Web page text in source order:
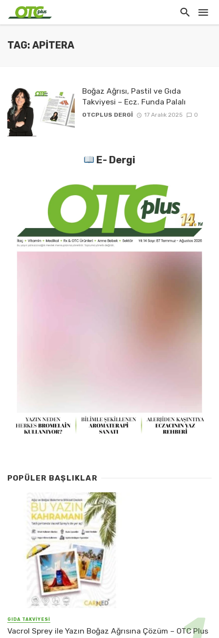
TAG: APITERA
Boğaz Ağrısı, Pastil ve Gıda
Takviyesi – Ecz. Funda Palalı
OTCPLUS DERGİ 17 Aralık 2025 0
E- Dergi
POPÜLER BAŞLIKLAR
GIDA TAKVİYESİ
Vacrol Sprey ile Yazın Boğaz Ağrısına Çözüm – OTC Plus